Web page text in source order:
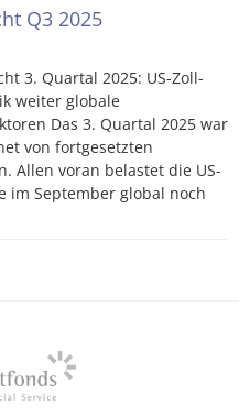
Q3 2025
3. Quartal 2025: US-Zoll-
weiter globale
Das 3. Quartal 2025 war
von fortgesetzten
Allen voran belastet die US-
im September global noch